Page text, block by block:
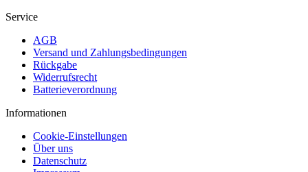
Service
AGB
Versand und Zahlungsbedingungen
Rückgabe
Widerrufsrecht
Batterieverordnung
Informationen
Cookie-Einstellungen
Über uns
Datenschutz